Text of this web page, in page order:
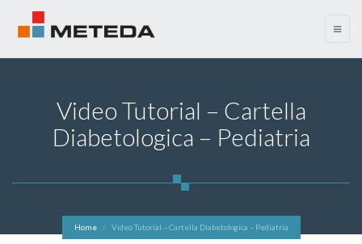
menu
Video Tutorial – Cartella
Diabetologica – Pediatria
Home Video Tutorial – Cartella Diabetologica – Pediatria